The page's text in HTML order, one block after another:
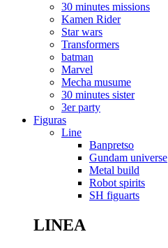
30 minutes missions
Kamen Rider
Star wars
Transformers
batman
Marvel
Mecha musume
30 minutes sister
3er party
Figuras
Line
Banpretso
Gundam universe
Metal build
Robot spirits
SH figuarts
LINEA